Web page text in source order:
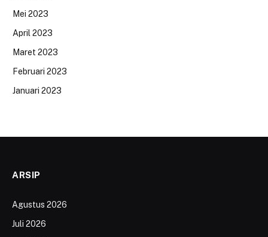
Mei 2023
April 2023
Maret 2023
Februari 2023
Januari 2023
ARSIP
Agustus 2026
Juli 2026